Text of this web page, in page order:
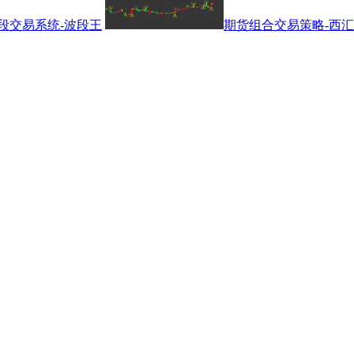
交易系统-波段王
期货组合交易策略-西汇